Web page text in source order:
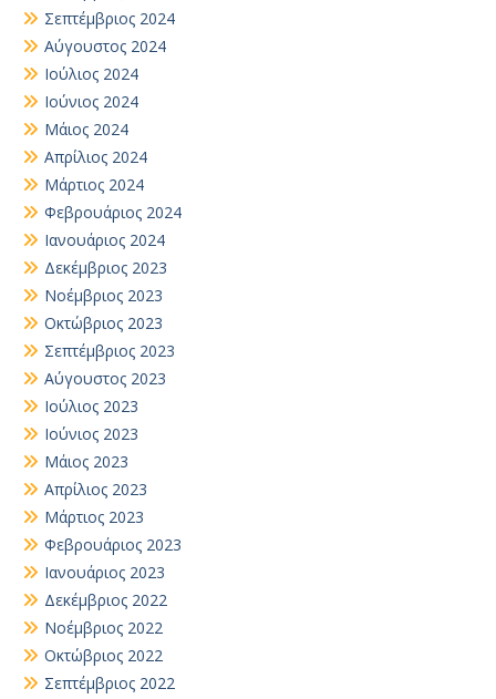
Σεπτέμβριος 2024
Αύγουστος 2024
Ιούλιος 2024
Ιούνιος 2024
Μάιος 2024
Απρίλιος 2024
Μάρτιος 2024
Φεβρουάριος 2024
Ιανουάριος 2024
Δεκέμβριος 2023
Νοέμβριος 2023
Οκτώβριος 2023
Σεπτέμβριος 2023
Αύγουστος 2023
Ιούλιος 2023
Ιούνιος 2023
Μάιος 2023
Απρίλιος 2023
Μάρτιος 2023
Φεβρουάριος 2023
Ιανουάριος 2023
Δεκέμβριος 2022
Νοέμβριος 2022
Οκτώβριος 2022
Σεπτέμβριος 2022